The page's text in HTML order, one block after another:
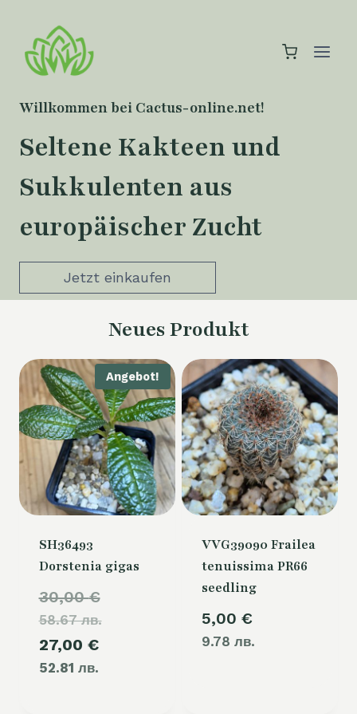
springen
Willkommen bei Cactus-online.net!
Seltene Kakteen und
Sukkulenten aus
europäischer Zucht
Jetzt einkaufen
Neues Produkt
Angebot!
SH36493
Dorstenia gigas
30,00€
58.67 лв.r
27,00 €
52.81 лв.
A
k
VVG39090 Frailea
tenuissima PR66
seedling
5,00 €
9.78 лв.